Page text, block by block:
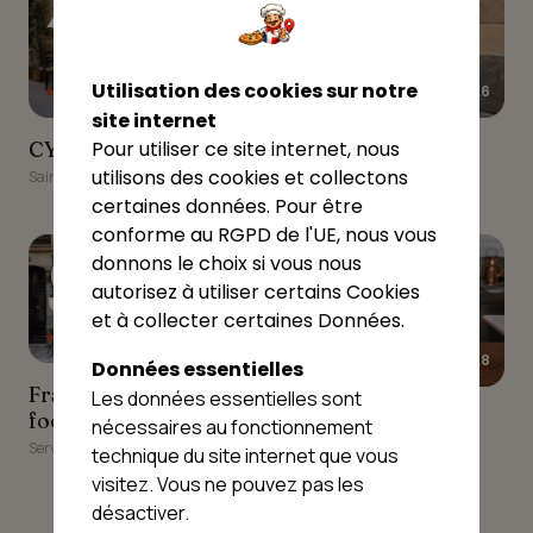
CYdelices pizza
★★★★★ 4.7
CYdelices pizza
Saint-André-sur-Vieux-Jonc
Chez Totor Servas
★★★★★ 4.6
Chez Totor Servas
Servas
Francesco Battaglia food
truck pizza
9
★★★★☆
Francesco Battaglia
food truck pizza
Servas
Pizza Dompi
10
★★★★★ 4.8
Pizza Dompi
Neuville-les-Dames
Utilisation des cookies sur notre
site internet
Pour utiliser ce site internet, nous
utilisons des cookies et collectons
certaines données. Pour être
conforme au RGPD de l'UE, nous vous
donnons le choix si vous nous
autorisez à utiliser certains Cookies
et à collecter certaines Données.
Données essentielles
Les données essentielles sont
nécessaires au fonctionnement
technique du site internet que vous
visitez. Vous ne pouvez pas les
désactiver.